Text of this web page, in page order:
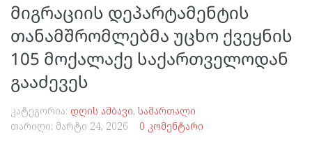
მიგრაციის დეპარტამენტის
თანამშრომლებმა უცხო ქვეყნის
105 მოქალაქე საქართველოდან
გააძევეს
კატეგორია: დღის ამბავი, სამართალი
თარიღი: მარტი 24, 2026 0 კომენტარი